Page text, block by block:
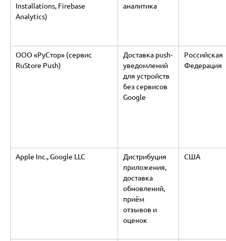
Installations, Firebase
Analytics)
аналитика
ООО «РуСтор» (сервис
RuStore Push)
Доставка push-
уведомлений
для устройств
без сервисов
Google
Российская
Федерация
Apple Inc., Google LLC
Дистрибуция
приложения,
доставка
обновлений,
приём
отзывов и
оценок
США